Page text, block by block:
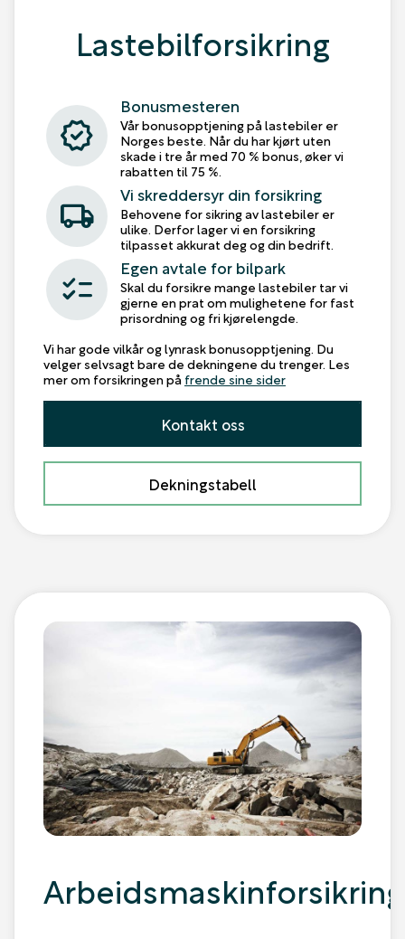
Lastebilforsikring
verified
Bonusmesteren
Vår bonusopptjening på lastebiler er
Norges beste. Når du har kjørt uten
skade i tre år med 70 % bonus, øker vi
rabatten til 75 %.
local_shipping
Vi skreddersyr din forsikring
Behovene for sikring av lastebiler er
ulike. Derfor lager vi en forsikring
tilpasset akkurat deg og din bedrift.
checklist
Egen avtale for bilpark
Skal du forsikre mange lastebiler tar vi
gjerne en prat om mulighetene for fast
prisordning og fri kjørelengde.
Vi har gode vilkår og lynrask bonusopptjening. Du
velger selvsagt bare de dekningene du trenger. Les
mer om forsikringen på frende sine sider
Kontakt oss
Dekningstabell
Arbeidsmaskinforsikring